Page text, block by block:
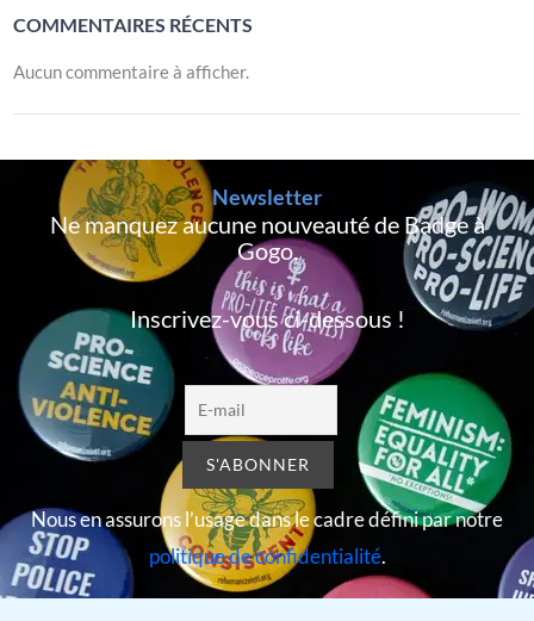
COMMENTAIRES RÉCENTS
Aucun commentaire à afficher.
Newsletter
Ne manquez aucune nouveauté de Badge à
Gogo,
Inscrivez-vous ci-dessous !
Nous en assurons l’usage dans le cadre défini par notre
politique de confidentialité.